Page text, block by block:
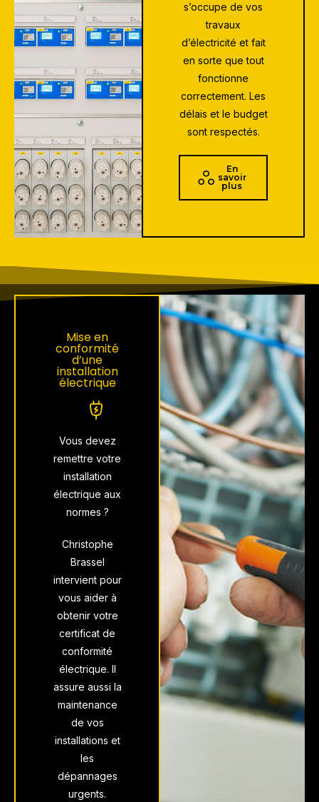
s’occupe de vos
travaux
d’électricité et fait
en sorte que tout
fonctionne
correctement. Les
délais et le budget
sont respectés.
En
savoir
plus
Mise en
conformité
d’une
installation
électrique
Vous devez
remettre votre
installation
électrique aux
normes ?
Christophe
Brassel
intervient pour
vous aider à
obtenir votre
certificat de
conformité
électrique. Il
assure aussi la
maintenance
de vos
installations et
les
dépannages
urgents.